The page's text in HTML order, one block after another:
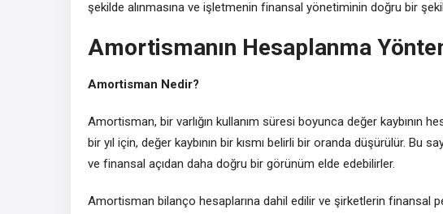
şekilde alınmasına ve işletmenin finansal yönetiminin doğru bir
Amortismanın Hesaplanma
Amortisman Nedir?
Amortisman, bir varlığın kullanım süresi boyunca değer kaybının
bir yıl için, değer kaybının bir kısmı belirli bir oranda düşürülür. Bu
ve finansal açıdan daha doğru bir görünüm elde edebilirler.
Amortisman bilanço hesaplarına dahil edilir ve şirketlerin finansal